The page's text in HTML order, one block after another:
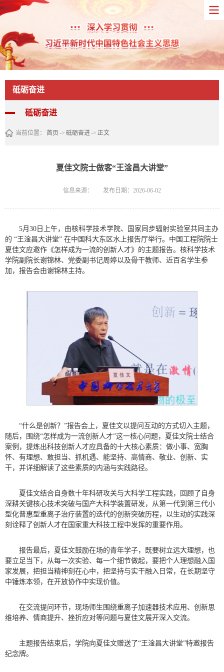
砥砺奋进
砥砺奋进
当前位置： 首页 -> 砥砺奋进-> 正文
夏佳文院士做客“王淦昌大讲堂”
信息来源： 发布日期：2026-06-02
5月30日上午，由核科学技术学院、国家同步辐射实验室共同主办
的 “王淦昌大讲堂” 在中国科大东区水上报告厅举行。中国工程院院士
夏佳文应邀作《怎样成为一流的创新人才》的主题报告。核科学技术
学院副院长谢锦林、党委副书记周婷以及骨干教师、近百名学生参
加，报告会由谢锦林主持。
“什么是创新？”报告会上，夏佳文以提问互动的方式切入主题，
随后，围绕“怎样成为一流创新人才”这一核心问题，夏佳文院士结合
案例，提炼出科技创新人才应具备的十大核心素质：做小事、宽胸
怀、有理想、敢担当、抓机遇、能坚持、高情商、敬业、创新、实
干，并详细解读了这些素质的内涵与实践路径。
夏佳文结合自身数十年科研攻关与大科学工程实践，回顾了自身
深耕关键核心技术突破与国产大科学装置研发，从第一代到第三代小
型化普惠型重离子治疗装置的迭代的创新突破历程，以生动的实践深
刻诠释了创新人才在国家重大科技工程中发挥的重要作用。
报告最后，夏佳文鼓励在场的青年学子，既要树立远大理想，也
要立足当下，从每一次实验、每一个细节做起，要把个人理想融入国
家发展，把担当精神刻在心中，把坚持与实干融入日常，在长期坚守
中锤炼本领，在开放协作中实现价值。
在交流提问环节，现场师生围绕重离子加速器技术应用、创新思
维培养、情商提升、挫折应对等问题与夏佳文展开深入交流。
主题报告结束后，学院向夏佳文赠送了“王淦昌大讲堂”特邀报告
纪念牌。